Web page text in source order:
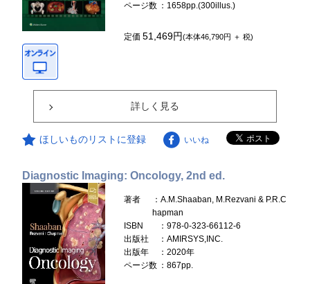
ページ数 ：1658pp.(300illus.)
定価51,469円(本体46,790円 ＋ 税)
詳しく見る
ほしいものリストに登録 いいね
Diagnostic Imaging: Oncology, 2nd ed.
著者
：A.M.Shaaban, M.Rezvani & P.R.C
hapman
ISBN
：978-0-323-66112-6
出版社
：AMIRSYS,INC.
出版年
：2020年
ページ数 ：867pp.